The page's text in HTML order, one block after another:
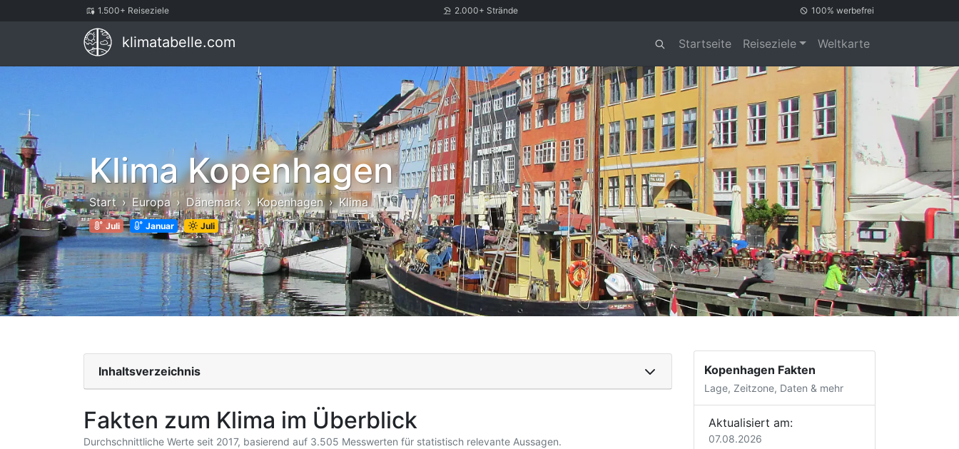
1.500+ Reiseziele 2.000+ Strände 100% werbefrei
klimatabelle.com Startseite Reiseziele Weltkarte
Klima Kopenhagen
Start Europa Dänemark Kopenhagen Klima
Juli Januar Juli
Inhaltsverzeichnis
Fakten zum Klima im Überblick
Durchschnittliche Werte seit 2017, basierend auf 3.505 Messwerten für statistisch relevante Aussagen.
Kopenhagen Fakten
Lage, Zeitzone, Daten & mehr
Aktualisiert am:
07.08.2026